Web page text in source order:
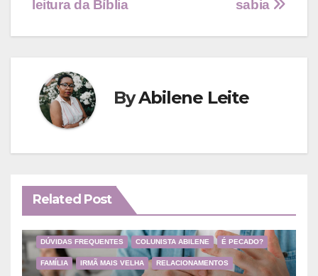
Post
sabia
leitura da Bíblia
ByAbilene Leite
Related Post
DÚVIDAS FREQUENTES COLUNISTA ABILENE É PECADO?
FAMÍLIA IRMÃ MAIS VELHA RELACIONAMENTOS